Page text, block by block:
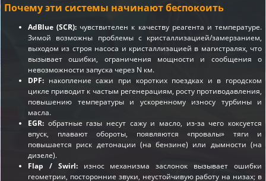
Почему эти системы начинают беспокоить
AdBlue (SCR): чувствителен к качеству реагента и температуре.
Зимой возможны проблемы с кристаллизацией/замерзанием,
выходом из строя насоса и кристаллизацией в магистралях, что
вызывает ошибки, ограничения мощности и сообщения о
невозможности запуска через N км.
DPF: накопление сажи при коротких поездках и в городском
цикле приводит к частым регенерациям, росту противодавления,
повышению температуры и ускоренному износу турбины и
масла.
EGR: обратные газы несут сажу и масло, из-за чего коксуется
впуск, плавают обороты, появляются «провалы» тяги и
повышается риск детонации (на бензине) или дымности (на
дизеле).
Flap / Swirl:износ механизма заслонок вызывает ошибки
геометрии, посторонние звуки, неустойчивую работу на низах; в